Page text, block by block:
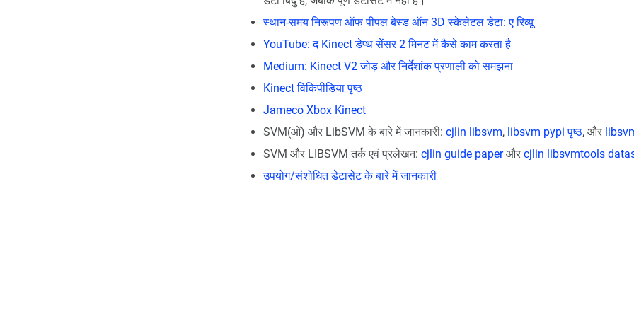
स्थान-समय निरूपण ऑफ पीपल बेस्ड ऑन 3D स्केलेटल डेटा: ए रिव्यू
YouTube: द Kinect डेप्थ सेंसर 2 मिनट में कैसे काम करता है
Medium: Kinect V2 जोड़ और निर्देशांक प्रणाली को समझना
Kinect विकिपीडिया पृष्ठ
Jameco Xbox Kinect
SVM(ओं) और LibSVM के बारे में जानकारी: cjlin libsvm, libsvm pypi पृष्ठ, और
SVM और LIBSVM तर्क एवं प्रलेखन: cjlin guide paperऔर cjlin libsvmtools
उपयोग/संशोधित डेटासेट के बारे में जानकारी